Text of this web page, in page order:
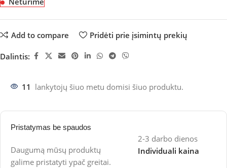
Add to compare Pridėti prie įsimintų prekių
Dalintis:
11 lankytojų šiuo metu domisi šiuo produktu.
Pristatymas be spaudos
Daugumą mūsų produktų
galime pristatyti ypač greitai.
2-3 darbo dienos
Individuali kaina